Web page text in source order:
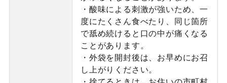
・酸味による刺激が強いため、一
度にたくさん食べたり、同じ箇所
で舐め続けると口の中が痛くなる
ことがあります。
・外袋を開封後は、お早めにお召
し上がりください。